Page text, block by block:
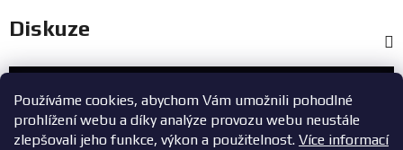
Používáme cookies, abychom Vám umožnili pohodlné
prohlížení webu a díky analýze provozu webu neustále
zlepšovali jeho funkce, výkon a použitelnost. Více informací
Diskuze
Zákaznický servis
+420 603 785 748